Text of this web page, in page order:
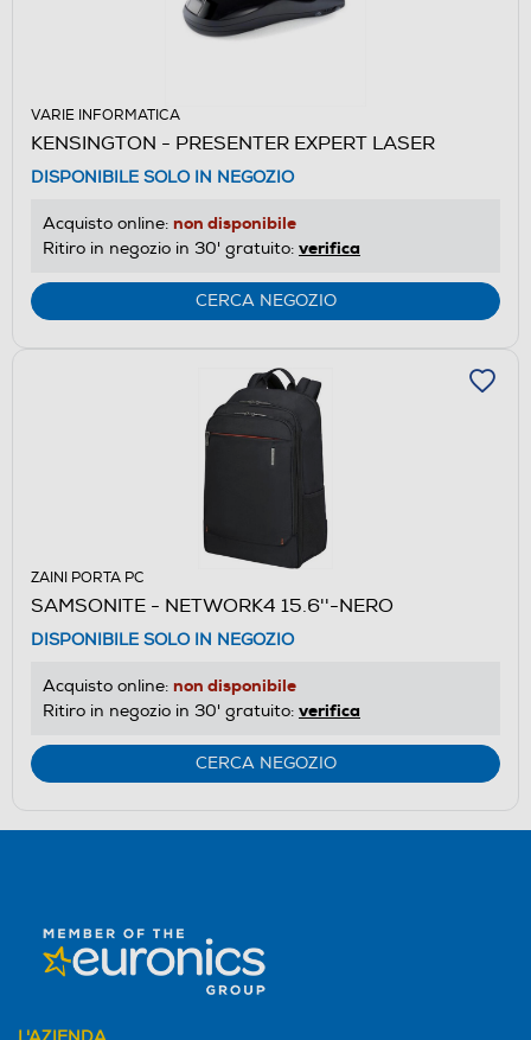
VARIE INFORMATICA
KENSINGTON - PRESENTER EXPERT LASER
DISPONIBILE SOLO IN NEGOZIO
Acquisto online: non disponibile
Ritiro in negozio in 30' gratuito: verifica
CERCA NEGOZIO
ZAINI PORTA PC
SAMSONITE - NETWORK4 15.6''-NERO
DISPONIBILE SOLO IN NEGOZIO
Acquisto online: non disponibile
Ritiro in negozio in 30' gratuito: verifica
CERCA NEGOZIO